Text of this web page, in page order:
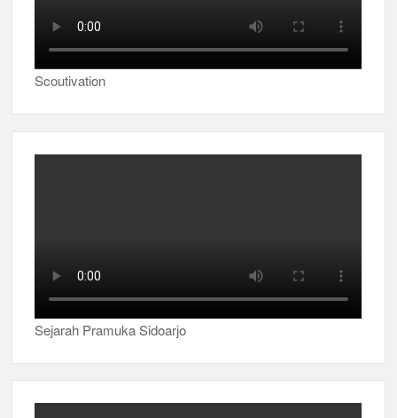
Scoutivation
Sejarah Pramuka Sidoarjo